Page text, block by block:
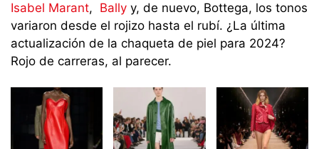
Isabel Marant, Bally y, de nuevo, Bottega, los tonos
variaron desde el rojizo hasta el rubí. ¿La última
actualización de la chaqueta de piel para 2024?
Rojo de carreras, al parecer.